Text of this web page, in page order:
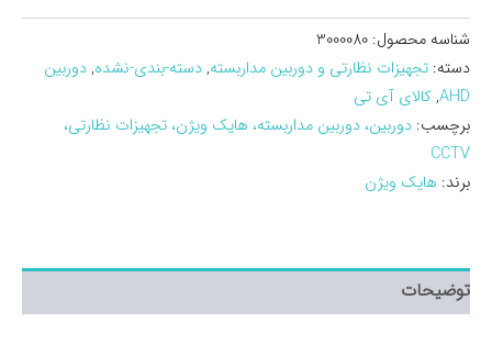
شناسه محصول: 3000080
دسته: تجهیزات نظارتی و دوربین مداربسته,دسته-بندی-نشده,دوربین
AHD
,کالای آی تی
برچسب: دوربین، دوربین مداربسته، هایک ویژن، تجهیزات نظارتی،
CCTV
برند: هایک ویژن
توضیحات